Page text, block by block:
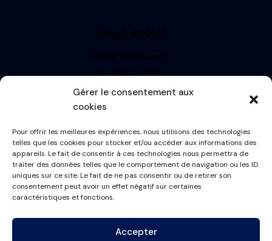
Gérer le consentement aux
cookies
Pour offrir les meilleures expériences, nous utilisons des technologies
telles que les cookies pour stocker et/ou accéder aux informations des
appareils. Le fait de consentir à ces technologies nous permettra de
traiter des données telles que le comportement de navigation ou les ID
uniques sur ce site. Le fait de ne pas consentir ou de retirer son
consentement peut avoir un effet négatif sur certaines
caractéristiques et fonctions.
Accepter
Siège social
55 rue Sadi Carnot
93700 Drancy
Siren : 499710697
TVA: FR13499710697
Informations
Mentions Légales
Politique de cookies
Conditions générales